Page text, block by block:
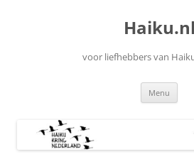
Haiku.nl
voor liefhebbers van
Menu